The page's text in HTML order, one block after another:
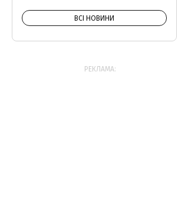
ВСІ НОВИНИ
РЕКЛАМА: